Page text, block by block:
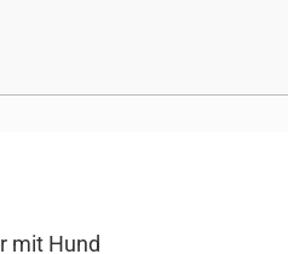
mit Hund